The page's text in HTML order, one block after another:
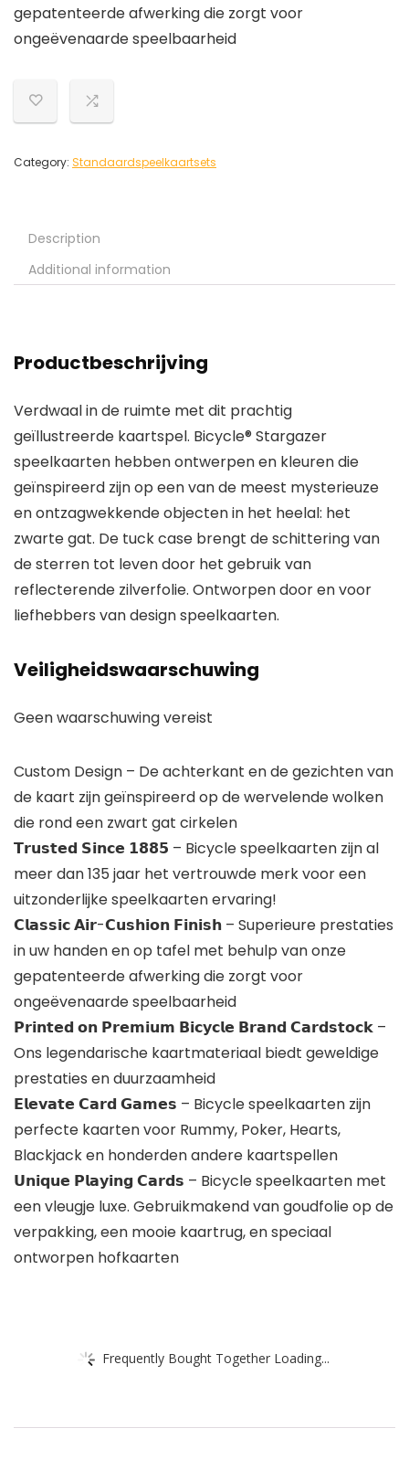
gepatenteerde afwerking die zorgt voor
ongeëvenaarde speelbaarheid
Category: Standaardspeelkaartsets
Description
Additional information
Productbeschrijving
Verdwaal in de ruimte met dit prachtig
geïllustreerde kaartspel. Bicycle® Stargazer
speelkaarten hebben ontwerpen en kleuren die
geïnspireerd zijn op een van de meest mysterieuze
en ontzagwekkende objecten in het heelal: het
zwarte gat. De tuck case brengt de schittering van
de sterren tot leven door het gebruik van
reflecterende zilverfolie. Ontworpen door en voor
liefhebbers van design speelkaarten.
Veiligheidswaarschuwing
Geen waarschuwing vereist
Custom Design – De achterkant en de gezichten van
de kaart zijn geïnspireerd op de wervelende wolken
die rond een zwart gat cirkelen
𝗧𝗿𝘂𝘀𝘁𝗲𝗱 𝗦𝗶𝗻𝗰𝗲 𝟭𝟴𝟴𝟱 – Bicycle speelkaarten zijn al
meer dan 135 jaar het vertrouwde merk voor een
uitzonderlijke speelkaarten ervaring!
𝗖𝗹𝗮𝘀𝘀𝗶𝗰 𝗔𝗶𝗿-𝗖𝘂𝘀𝗵𝗶𝗼𝗻 𝗙𝗶𝗻𝗶𝘀𝗵 – Superieure prestaties
in uw handen en op tafel met behulp van onze
gepatenteerde afwerking die zorgt voor
ongeëvenaarde speelbaarheid
𝗣𝗿𝗶𝗻𝘁𝗲𝗱 𝗼𝗻 𝗣𝗿𝗲𝗺𝗶𝘂𝗺 𝗕𝗶𝗰𝘆𝗰𝗹𝗲 𝗕𝗿𝗮𝗻𝗱 𝗖𝗮𝗿𝗱𝘀𝘁𝗼𝗰𝗸 –
Ons legendarische kaartmateriaal biedt geweldige
prestaties en duurzaamheid
𝗘𝗹𝗲𝘃𝗮𝘁𝗲 𝗖𝗮𝗿𝗱 𝗚𝗮𝗺𝗲𝘀 – Bicycle speelkaarten zijn
perfecte kaarten voor Rummy, Poker, Hearts,
Blackjack en honderden andere kaartspellen
𝗨𝗻𝗶𝗾𝘂𝗲 𝗣𝗹𝗮𝘆𝗶𝗻𝗴 𝗖𝗮𝗿𝗱𝘀 – Bicycle speelkaarten met
een vleugje luxe. Gebruikmakend van goudfolie op de
verpakking, een mooie kaartrug, en speciaal
ontworpen hofkaarten
Frequently Bought Together Loading...